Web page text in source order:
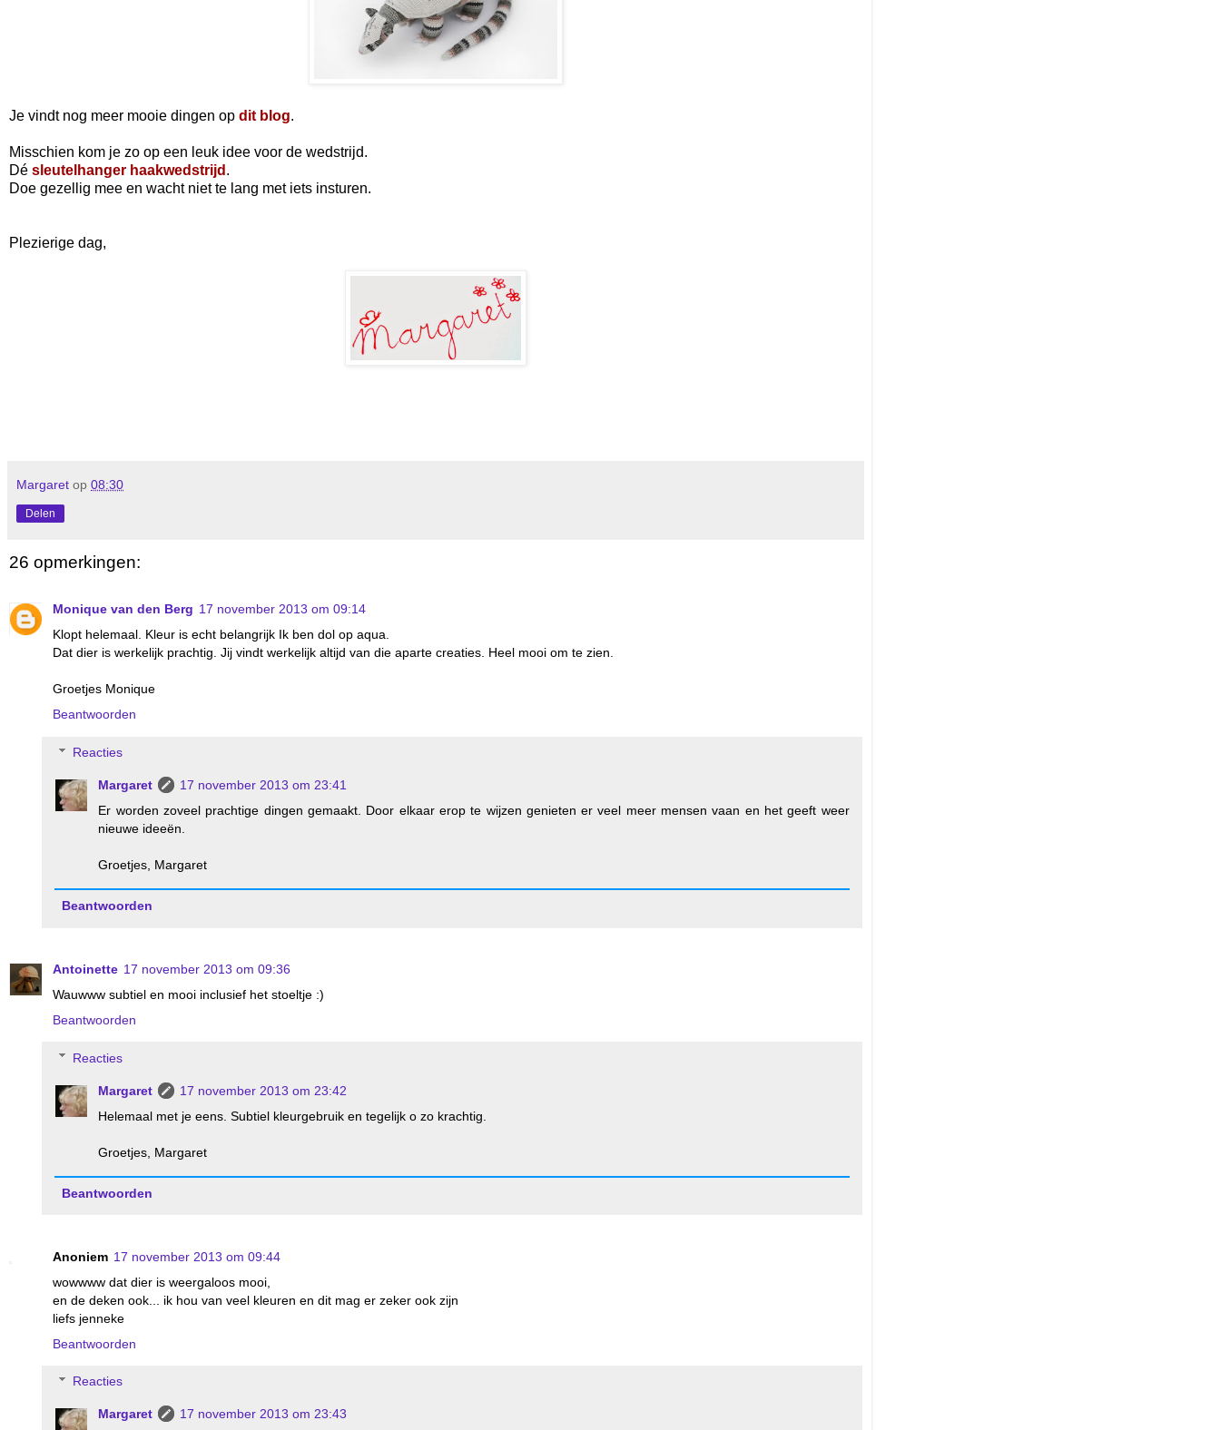
Je vindt nog meer mooie dingen op dit blog.
Misschien kom je zo op een leuk idee voor de wedstrijd.
Dé sleutelhanger haakwedstrijd .
Doe gezellig mee en wacht niet te lang met iets insturen.
Plezierige dag,
Margaret op 08:30
Delen
26 opmerkingen:
Monique van den Berg 17 november 2013 om 09:14
Klopt helemaal. Kleur is echt belangrijk Ik ben dol op aqua.
Dat dier is werkelijk prachtig. Jij vindt werkelijk altijd van die aparte creaties. Heel mooi om te zien.
Groetjes Monique
Beantwoorden
Reacties
Margaret
17 november 2013 om 23:41
Er worden zoveel prachtige dingen gemaakt. Door elkaar erop te wijzen genieten er veel meer mensen vaan en het geeft weer
nieuwe ideeën.
Groetjes, Margaret
Beantwoorden
Antoinette 17 november 2013 om 09:36
Wauwww subtiel en mooi inclusief het stoeltje :)
Beantwoorden
Reacties
Margaret
17 november 2013 om 23:42
Helemaal met je eens. Subtiel kleurgebruik en tegelijk o zo krachtig.
Groetjes, Margaret
Beantwoorden
Anoniem 17 november 2013 om 09:44
wowwww dat dier is weergaloos mooi,
en de deken ook... ik hou van veel kleuren en dit mag er zeker ook zijn
liefs jenneke
Beantwoorden
Reacties
Margaret
17 november 2013 om 23:43